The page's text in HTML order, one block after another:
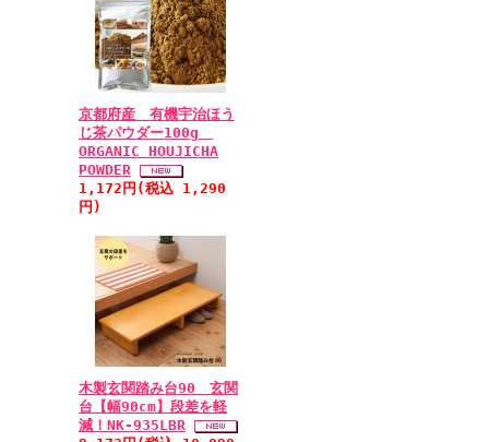
京都府産 有機宇治ほう
じ茶パウダー100g
ORGANIC HOUJICHA
POWDER
1,172円(税込 1,290
円)
木製玄関踏み台90 玄関
台【幅90cm】段差を軽
減！NK-935LBR